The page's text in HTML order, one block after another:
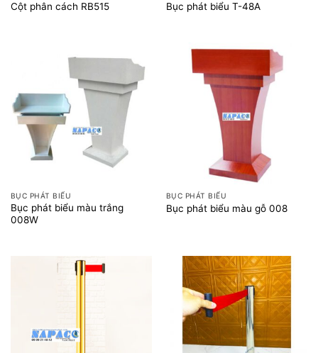
Cột phân cách RB515 Bục phát biểu T-48A
BỤC PHÁT BIỂU
Bục phát biểu màu trắng
008W
BỤC PHÁT BIỂU
Bục phát biểu màu gỗ 008